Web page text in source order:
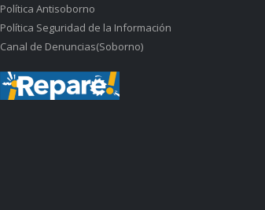
Política Antisoborno
Política Seguridad de la Información
Canal de Denuncias(Soborno)